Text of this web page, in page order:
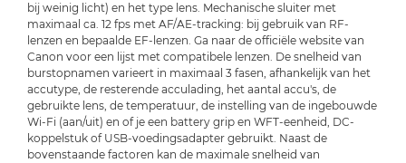
bij weinig licht) en het type lens. Mechanische sluiter met
maximaal ca. 12 fps met AF/AE-tracking: bij gebruik van RF-
lenzen en bepaalde EF-lenzen. Ga naar de officiële website van
Canon voor een lijst met compatibele lenzen. De snelheid van
burstopnamen varieert in maximaal 3 fasen, afhankelijk van het
accutype, de resterende acculading, het aantal accu's, de
gebruikte lens, de temperatuur, de instelling van de ingebouwde
Wi-Fi (aan/uit) en of je een battery grip en WFT-eenheid, DC-
koppelstuk of USB-voedingsadapter gebruikt. Naast de
bovenstaande factoren kan de maximale snelheid van